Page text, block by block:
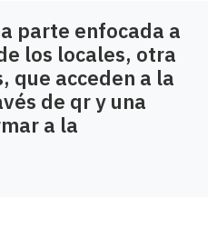
parte enfocada a
los locales, otra
que acceden a la
de qr y una
a la